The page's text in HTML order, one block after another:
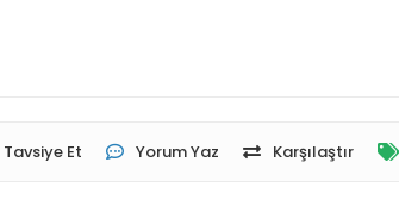
Tavsiye Et Yorum Yaz Karşılaştır